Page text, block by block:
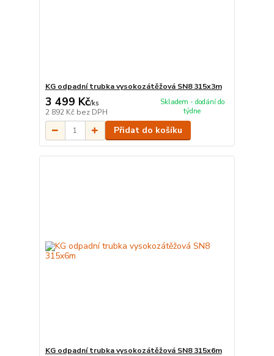
KG odpadní trubka vysokozátěžová SN8 315x3m
3 499 Kč/ks
2 892 Kč bez DPH
Skladem - dodání do
týdne
Přidat do košíku
KG odpadní trubka vysokozátěžová SN8 315x6m